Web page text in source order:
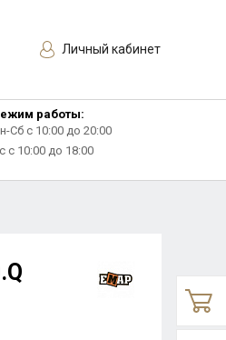
Личный кабинет
работы:
Сб с 10:00 до 20:00
с 10:00 до 18:00